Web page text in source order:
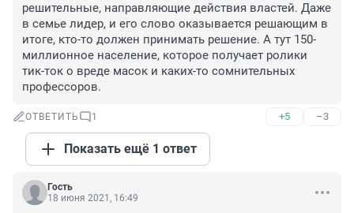
решительные, направляющие действия властей. Даже
в семье лидер, и его слово оказывается решающим в
итоге, кто-то должен принимать решение. А тут 150-
миллионное население, которое получает ролики
тик-ток о вреде масок и каких-то сомнительных
профессоров.
ОТВЕТИТЬ 1 +5 –3
Показать ещё 1 ответ
Гость
18 июня 2021, 16:49